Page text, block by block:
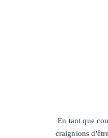
En tant que
craignions